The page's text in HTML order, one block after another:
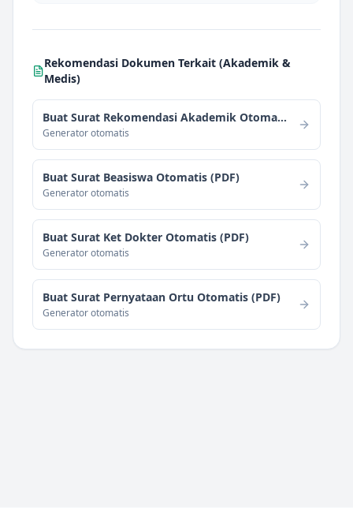
Rekomendasi Dokumen Terkait (Akademik &
Medis)
Buat Surat Rekomendasi Akademik Otomatis (PDF)
Generator otomatis
Buat Surat Beasiswa Otomatis (PDF)
Generator otomatis
Buat Surat Ket Dokter Otomatis (PDF)
Generator otomatis
Buat Surat Pernyataan Ortu Otomatis (PDF)
Generator otomatis